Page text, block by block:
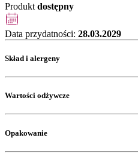
Produkt dostępny
Data przydatności: 28.03.2029
Skład i alergeny
Wartości odżywcze
Opakowanie